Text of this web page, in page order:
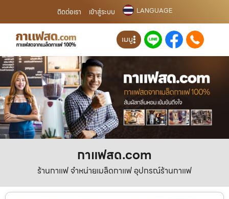
ติดต่อเรา เข้าสู่ระบบ LANGUAGE
เมนู
กาแฟสด.com
ร้านกาแฟ จำหน่ายเมล็ดกาแฟ อุปกรณ์ร้านกาแฟ